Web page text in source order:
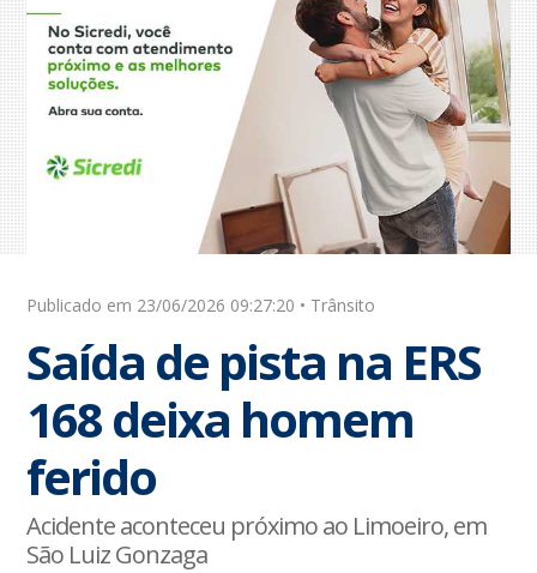
Publicado em 23/06/2026 09:27:20 • Trânsito
Saída de pista na ERS
168 deixa homem
ferido
Acidente aconteceu próximo ao Limoeiro, em
São Luiz Gonzaga